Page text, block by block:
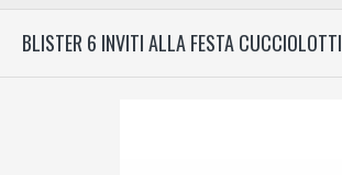
BLISTER 6 INVITI ALLA FESTA CUCCIOLOTTI